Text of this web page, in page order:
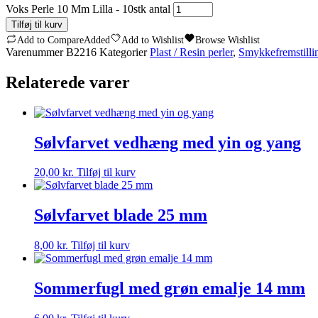
Voks Perle 10 Mm Lilla - 10stk antal
Tilføj til kurv
Add to CompareAdded Add to Wishlist Browse Wishlist
VarenummerB2216 Kategorier Plast / Resin perler,
Relaterede varer
Sølvfarvet vedhæng med yin og yang
20,00 kr. Tilføj til kurv
Sølvfarvet blade 25 mm
8,00 kr. Tilføj til kurv
Sommerfugl med grøn emalje 14 mm